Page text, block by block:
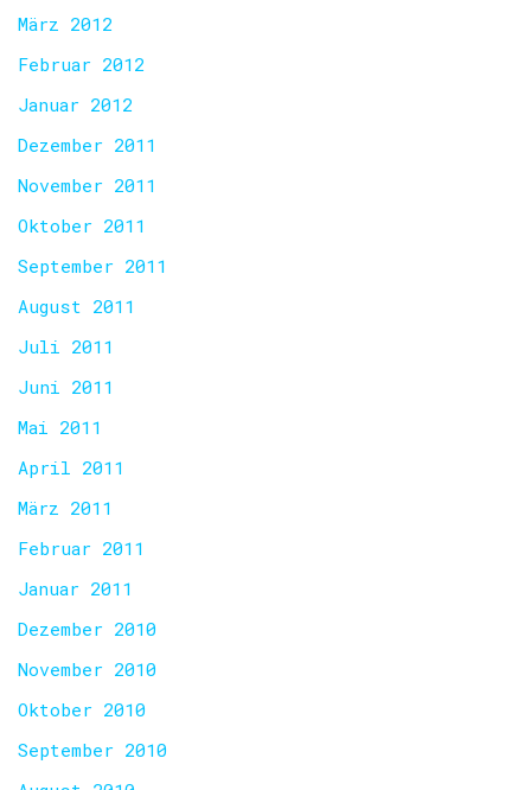
März 2012
Februar 2012
Januar 2012
Dezember 2011
November 2011
Oktober 2011
September 2011
August 2011
Juli 2011
Juni 2011
Mai 2011
April 2011
März 2011
Februar 2011
Januar 2011
Dezember 2010
November 2010
Oktober 2010
September 2010